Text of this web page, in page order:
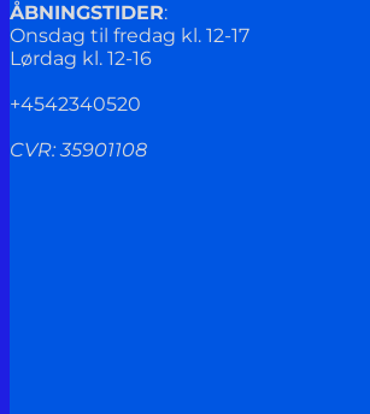
ÅBNINGSTIDER:
Onsdag til fredag kl. 12-17
Lørdag kl. 12-16
+4542340520
CVR: 35901108